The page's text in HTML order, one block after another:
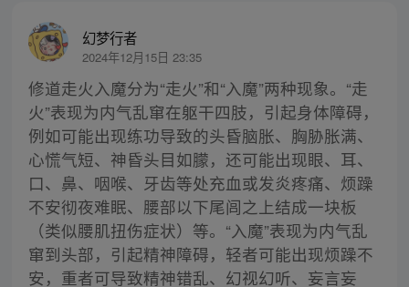
幻梦行者
2024年12月15日 23:35
修道走火入魔分为“走火”和“入魔”两种现象。“走
火”表现为内气乱窜在躯干四肢，引起身体障碍，
例如可能出现练功导致的头昏脑胀、胸胁胀满、
心慌气短、神昏头目如朦，还可能出现眼、耳、
口、鼻、咽喉、牙齿等处充血或发炎疼痛、烦躁
不安彻夜难眠、腰部以下尾闾之上结成一块板
（类似腰肌扭伤症状）等。“入魔”表现为内气乱
窜到头部，引起精神障碍，轻者可能出现烦躁不
安，重者可导致精神错乱、幻视幻听、妄言妄